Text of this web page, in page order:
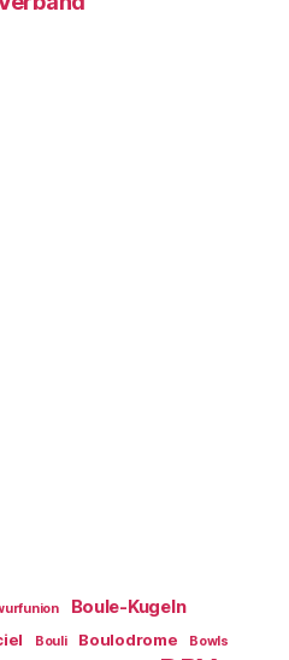
Boule-Kugeln
Bouli Boulodrome Bowls